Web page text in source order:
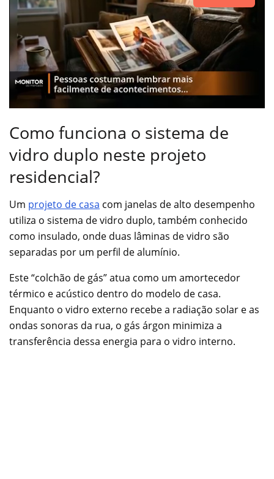
Como funciona o sistema de
vidro duplo neste projeto
residencial?
Um projeto de casa com janelas de alto desempenho
utiliza o sistema de vidro duplo, também conhecido
como insulado, onde duas lâminas de vidro são
separadas por um perfil de alumínio.
Este “colchão de gás” atua como um amortecedor
térmico e acústico dentro do modelo de casa.
Enquanto o vidro externo recebe a radiação solar e as
ondas sonoras da rua, o gás árgon minimiza a
transferência dessa energia para o vidro interno.